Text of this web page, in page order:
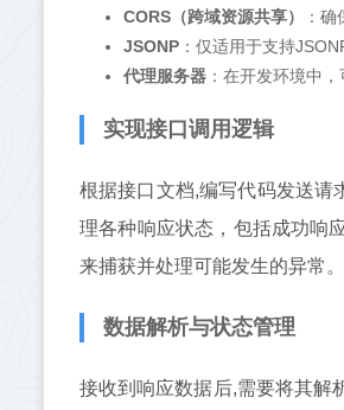
CORS（跨域资源共享） ：
JSONP：仅适用于支持
代理服务器：在开发环境中，
实现接口调用逻辑
根据接口文档,编写代码发送请
理各种响应状态，包括成功响
来捕获并处理可能发生的异常。
数据解析与状态管理
接收到响应数据后,需要将其解